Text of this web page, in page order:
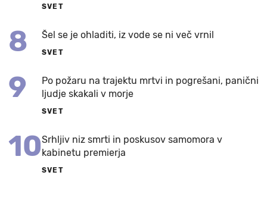
SVET
8 Šel se je ohladiti, iz vode se ni več vrnil
SVET
9
Po požaru na trajektu mrtvi in pogrešani, panični
ljudje skakali v morje
SVET
10Srhljiv niz smrti in poskusov samomora v
kabinetu premierja
SVET